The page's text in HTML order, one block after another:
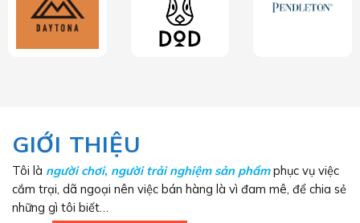
GIỚI THIỆU
Tôi là người chơi, người trải nghiệm sản phẩmphục vụ việc
cắm trại, dã ngoại nên việc bán hàng là vì đam mê, để chia sẻ
những gì tôi biết…